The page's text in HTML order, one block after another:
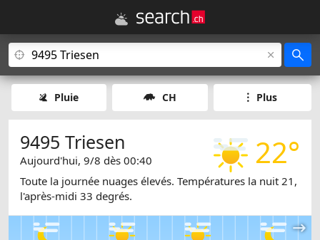
Pluie CH Plus
22°
9495 Triesen
Aujourd'hui, 9/8 dès 00:40
Toute la journée nuages élevés. Températures la nuit 21,
l'après-midi 33 degrés.